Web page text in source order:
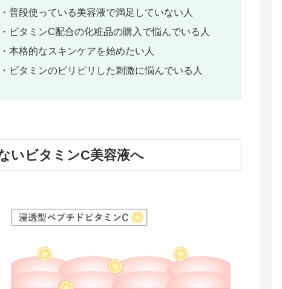
・普段使っている美容液で満足していない人
・ビタミンC配合の化粧品の購入で悩んでいる人
・本格的なスキンケアを始めたい人
・ビタミンのピリピリした刺激に悩んでいる人
いビタミンC美容液へ